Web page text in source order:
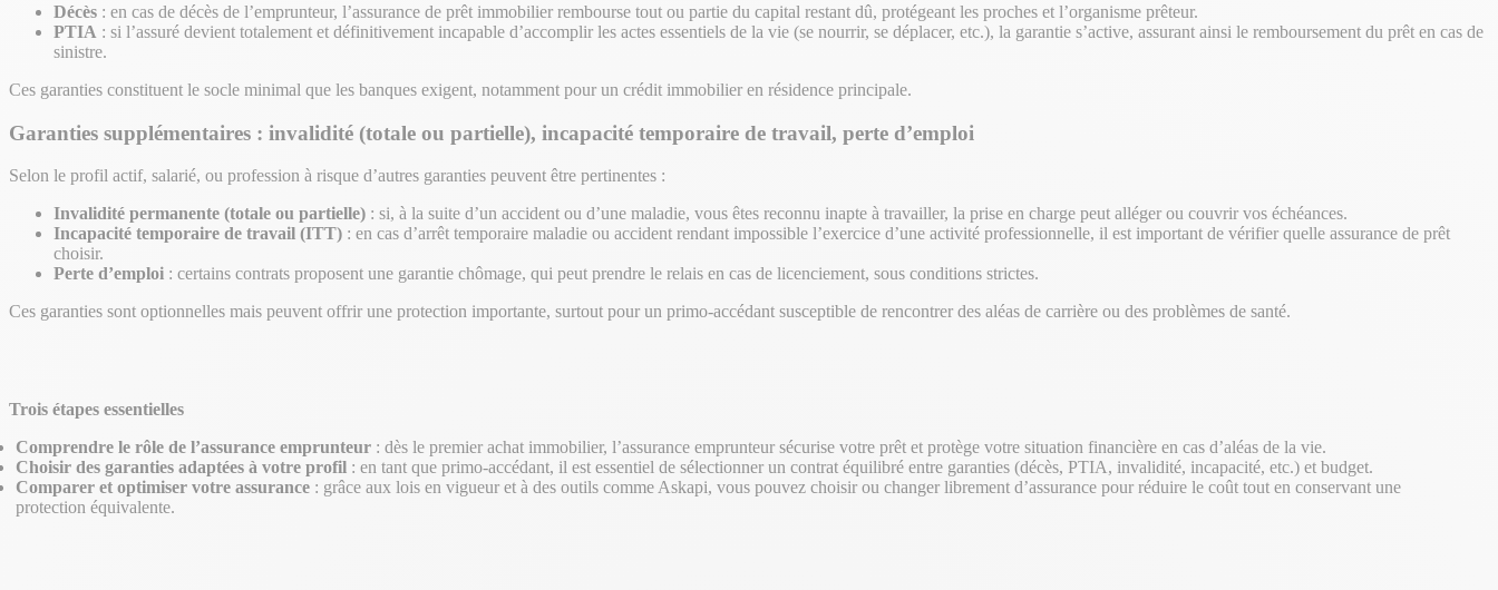
Décès : en cas de décès de l’emprunteur, l’assurance de prêt immobilier rembourse tout ou partie du capital restant dû, protégeant les proches et l’organisme prêteur.
PTIA : si l’assuré devient totalement et définitivement incapable d’accomplir les actes essentiels de la vie (se nourrir, se déplacer, etc.), la garantie s’active, assurant ainsi le remboursement du prêt en cas de
sinistre.
Ces garanties constituent le socle minimal que les banques exigent, notamment pour un crédit immobilier en résidence principale.
Garanties supplémentaires : invalidité (totale ou partielle), incapacité temporaire de travail, perte d’emploi
Selon le profil actif, salarié, ou profession à risque d’autres garanties peuvent être pertinentes :
Invalidité permanente (totale ou partielle) : si, à la suite d’un accident ou d’une maladie, vous êtes reconnu inapte à travailler, la prise en charge peut alléger ou couvrir vos échéances.
Incapacité temporaire de travail (ITT) : en cas d’arrêt temporaire maladie ou accident rendant impossible l’exercice d’une activité professionnelle, il est important de vérifier quelle assurance de prêt
choisir.
Perte d’emploi : certains contrats proposent une garantie chômage, qui peut prendre le relais en cas de licenciement, sous conditions strictes.
Ces garanties sont optionnelles mais peuvent offrir une protection importante, surtout pour un primo-accédant susceptible de rencontrer des aléas de carrière ou des problèmes de santé.
Trois étapes essentielles
Comprendre le rôle de l’assurance emprunteur : dès le premier achat immobilier, l’assurance emprunteur sécurise votre prêt et protège votre situation financière en cas d’aléas de la vie.
Choisir des garanties adaptées à votre profil : en tant que primo-accédant, il est essentiel de sélectionner un contrat équilibré entre garanties (décès, PTIA, invalidité, incapacité, etc.) et budget.
Comparer et optimiser votre assurance : grâce aux lois en vigueur et à des outils comme Askapi, vous pouvez choisir ou changer librement d’assurance pour réduire le coût tout en conservant une
protection équivalente.